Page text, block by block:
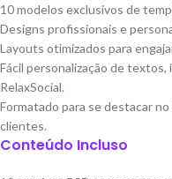
10 modelos exclusivos de
Designs profissionais e
Layouts otimizados para
Fácil personalização de
RelaxSocial.
Formatado para se destacar
clientes.
Conteúdo Incluso